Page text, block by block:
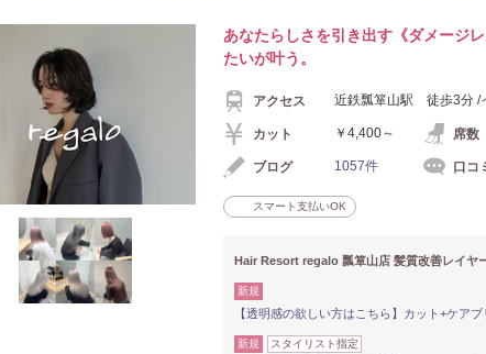
あなたらしさを引き出す《ダメージ
たいが叶う。
アクセス 近鉄瓢箪山駅 徒歩3分 /
カット ￥4,400～ 席数
ブログ 1057件 口コ
スマート支払いOK
Hair Resort regalo 瓢箪山店 髪質改善レイヤ
新規
【透明感の欲しい方はこちら】カット+ケア
新規 スタイリスト指定